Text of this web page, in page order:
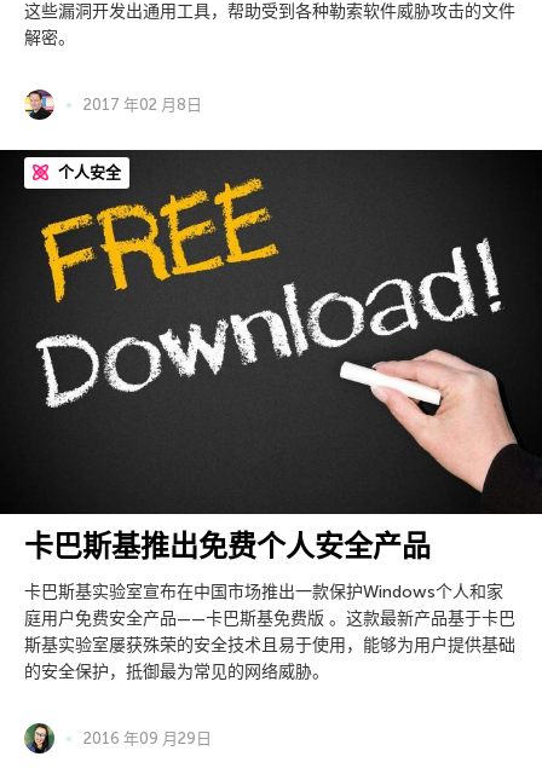
这些漏洞开发出通用工具，帮助受到各种勒索软件威胁攻击的文件
解密。
2017 年02 月8日
个人安全
卡巴斯基推出免费个人安全产品
卡巴斯基实验室宣布在中国市场推出一款保护Windows个人和家
庭用户免费安全产品——卡巴斯基免费版 。这款最新产品基于卡巴
斯基实验室屡获殊荣的安全技术且易于使用，能够为用户提供基础
的安全保护，抵御最为常见的网络威胁。
2016 年09 月29日